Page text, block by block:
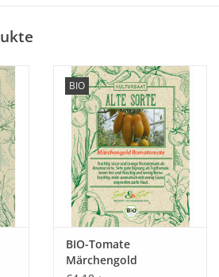
von Saat & Gut
historische Tomatewieder, die
ist!
Schönheit, mit einem
Die üppigtragende Buschtomate
für
Balkon und Terrasse.
BIO
BIO-Tomate
Märchengold